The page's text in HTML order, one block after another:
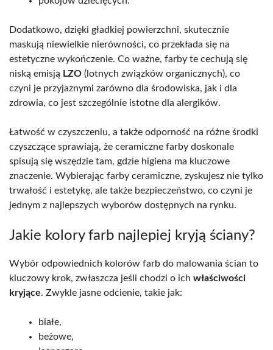
Dodatkowo, dzięki gładkiej powierzchni, skutecznie
maskują niewielkie nierówności, co przekłada się na
estetyczne wykończenie. Co ważne, farby te cechują się
niską emisją LZO (lotnych związków organicznych), co
czyni je przyjaznymi zarówno dla środowiska, jak i dla
zdrowia, co jest szczególnie istotne dla alergików.
Łatwość w czyszczeniu, a także odporność na różne środki
czyszczące sprawiają, że ceramiczne farby doskonale
spisują się wszędzie tam, gdzie higiena ma kluczowe
znaczenie. Wybierając farby ceramiczne, zyskujesz nie tylko
trwałość i estetykę, ale także bezpieczeństwo, co czyni je
jednym z najlepszych wyborów dostępnych na rynku.
Jakie kolory farb najlepiej kryją ściany?
Wybór odpowiednich kolorów farb do malowania ścian to
kluczowy krok, zwłaszcza jeśli chodzi o ich właściwości
kryjące. Zwykle jasne odcienie, takie jak:
białe,
beżowe,